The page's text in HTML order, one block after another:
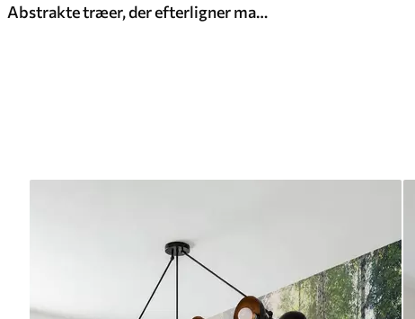
Abstrakte træer, der efterligner maleri